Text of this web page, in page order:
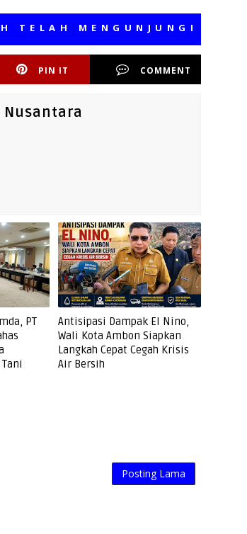
MENGUNJUNGI MEDIA
PIN IT COMMENT
Nusantara
PT
Antisipasi Dampak El Nino,
Wali Kota Ambon Siapkan
Langkah Cepat Cegah Krisis
Air Bersih
Posting Lama